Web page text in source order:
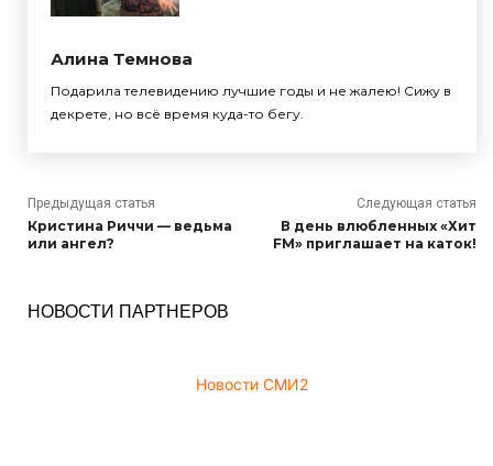
Алина Темнова
Подарила телевидению лучшие годы и не жалею! Сижу в
декрете, но всё время куда-то бегу.
Предыдущая статья
Кристина Риччи — ведьма
или ангел?
Следующая статья
В день влюбленных «Хит
FM» приглашает на каток!
НОВОСТИ ПАРТНЕРОВ
Новости СМИ2